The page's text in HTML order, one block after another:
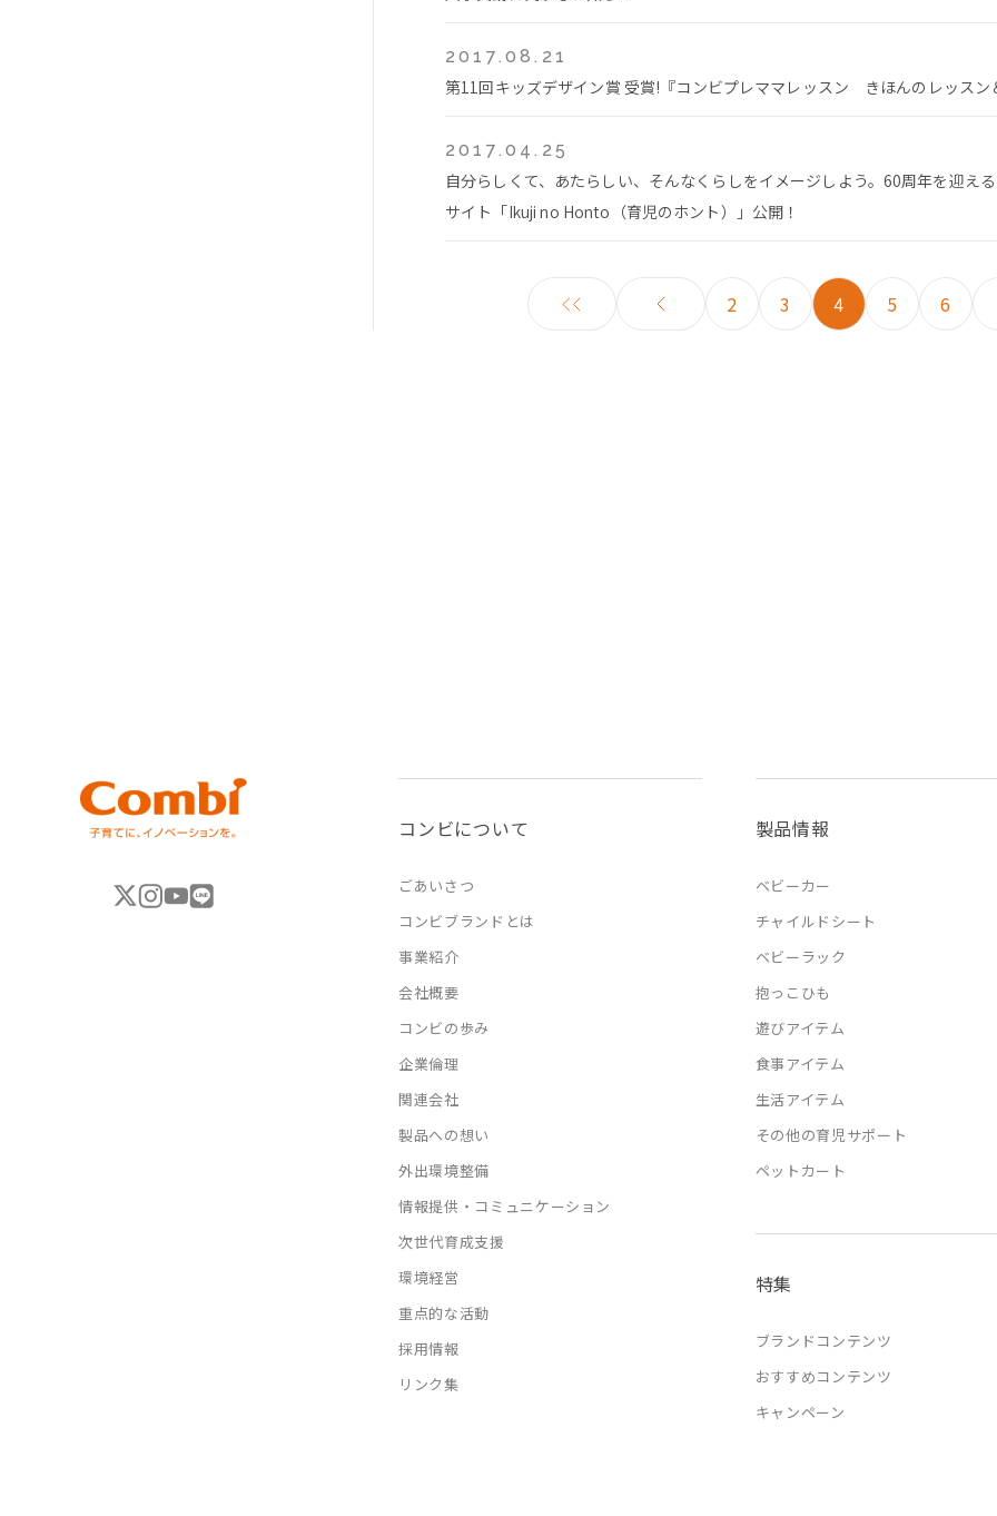
2017.08.21
第11回キッズデザイン賞 受賞!『コンビプレママレッスン きほんのレッスン
2017.04.25
自分らしくて、あたらしい、そんなくらしをイメージしよう。60周年を迎え
サイト「Ikuji no Honto（育児のホント）」公開！
2 3 4 5 6
コンビについて
ごあいさつ
コンビブランドとは
事業紹介
会社概要
コンビの歩み
企業倫理
関連会社
製品への想い
外出環境整備
情報提供・コミュニケーション
次世代育成支援
環境経営
重点的な活動
採用情報
リンク集
製品情報
ベビーカー
チャイルドシート
ベビーラック
抱っこひも
遊びアイテム
食事アイテム
生活アイテム
その他の育児サポート
ペットカート
特集
ブランドコンテンツ
おすすめコンテンツ
キャンペーン